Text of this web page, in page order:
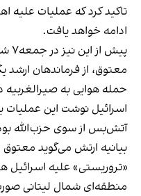
تاکید کرد که عملیات علیه
ادامه خواهد یافت.
معتوق، از فرماندهان ارشد
حمله هوایی به صیرالغربیه
اسرائیل نوشت این
آتش‌بس از سوی حزب‌الله
«تروریستی» علیه اسرائیل
منطقه‌ای شمال لیتانی